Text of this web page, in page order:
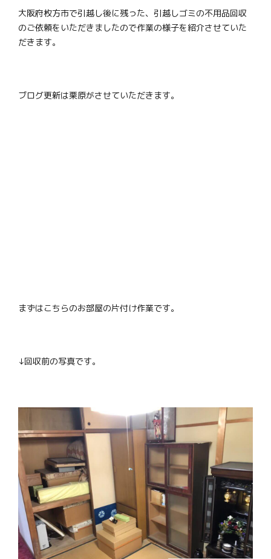
大阪府枚方市で引越し後に残った、引越しゴミの不用品回収
のご依頼をいただきましたので作業の様子を紹介させていた
だきます。
ブログ更新は栗原がさせていただきます。
まずはこちらのお部屋の片付け作業です。
↓回収前の写真です。